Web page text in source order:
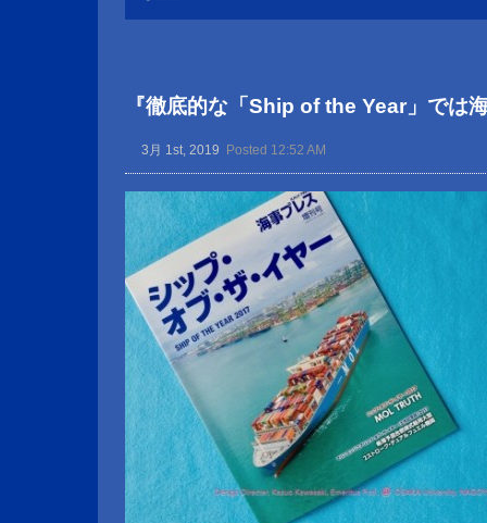
『徹底的な「Ship of the Year」では
3月 1st, 2019 Posted 12:52 AM